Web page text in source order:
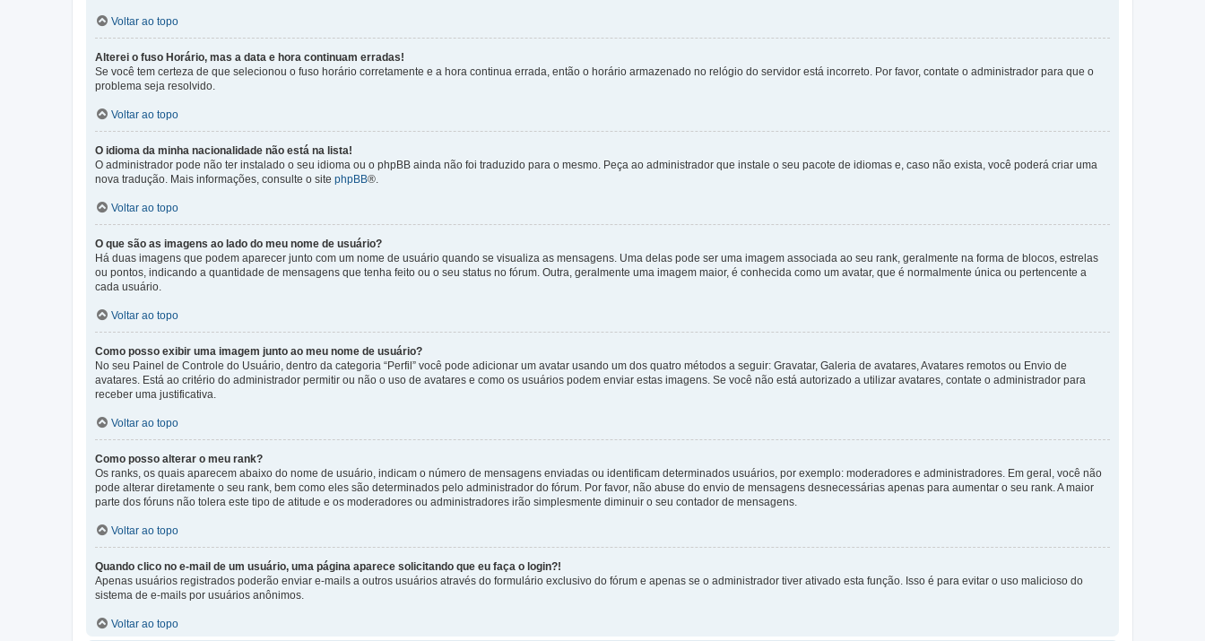
Voltar ao topo
Alterei o fuso Horário, mas a data e hora continuam erradas!
Se você tem certeza de que selecionou o fuso horário corretamente e a hora continua errada, então o horário armazenado no relógio do servidor está incorreto. Por favor, contate o administrador para que o
problema seja resolvido.
Voltar ao topo
O idioma da minha nacionalidade não está na lista!
O administrador pode não ter instalado o seu idioma ou o phpBB ainda não foi traduzido para o mesmo. Peça ao administrador que instale o seu pacote de idiomas e, caso não exista, você poderá criar uma
nova tradução. Mais informações, consulte o site phpBB®.
Voltar ao topo
O que são as imagens ao lado do meu nome de usuário?
Há duas imagens que podem aparecer junto com um nome de usuário quando se visualiza as mensagens. Uma delas pode ser uma imagem associada ao seu rank, geralmente na forma de blocos, estrelas
ou pontos, indicando a quantidade de mensagens que tenha feito ou o seu status no fórum. Outra, geralmente uma imagem maior, é conhecida como um avatar, que é normalmente única ou pertencente a
cada usuário.
Voltar ao topo
Como posso exibir uma imagem junto ao meu nome de usuário?
No seu Painel de Controle do Usuário, dentro da categoria “Perfil” você pode adicionar um avatar usando um dos quatro métodos a seguir: Gravatar, Galeria de avatares, Avatares remotos ou Envio de
avatares. Está ao critério do administrador permitir ou não o uso de avatares e como os usuários podem enviar estas imagens. Se você não está autorizado a utilizar avatares, contate o administrador para
receber uma justificativa.
Voltar ao topo
Como posso alterar o meu rank?
Os ranks, os quais aparecem abaixo do nome de usuário, indicam o número de mensagens enviadas ou identificam determinados usuários, por exemplo: moderadores e administradores. Em geral, você não
pode alterar diretamente o seu rank, bem como eles são determinados pelo administrador do fórum. Por favor, não abuse do envio de mensagens desnecessárias apenas para aumentar o seu rank. A maior
parte dos fóruns não tolera este tipo de atitude e os moderadores ou administradores irão simplesmente diminuir o seu contador de mensagens.
Voltar ao topo
Quando clico no e-mail de um usuário, uma página aparece solicitando que eu faça o login?!
Apenas usuários registrados poderão enviar e-mails a outros usuários através do formulário exclusivo do fórum e apenas se o administrador tiver ativado esta função. Isso é para evitar o uso malicioso do
sistema de e-mails por usuários anônimos.
Voltar ao topo